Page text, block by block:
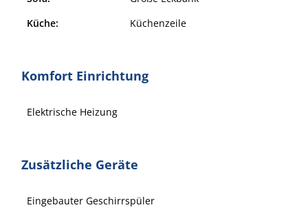
Küche:
Küchenzeile
Komfort Einrichtung
Elektrische Heizung
Zusätzliche Geräte
Eingebauter Geschirrspüler